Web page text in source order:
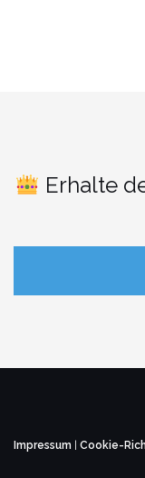
Erhalte
Impressum Cookie-